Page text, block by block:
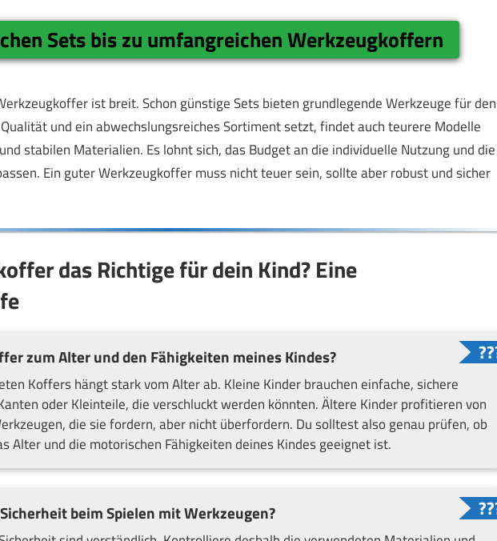
Sets bis zu umfangreichen Werkzeugkoffern
ist breit. Schon günstige Sets bieten grundlegende Werkzeuge für den
und ein abwechslungsreiches Sortiment setzt, findet auch teurere Modelle
stabilen Materialien. Es lohnt sich, das Budget an die individuelle Nutzung und die
Ein guter Werkzeugkoffer muss nicht teuer sein, sollte aber robust und sicher
das Richtige für dein Kind? Eine
zum Alter und den Fähigkeiten meines Kindes?
Koffers hängt stark vom Alter ab. Kleine Kinder brauchen einfache, sichere
oder Kleinteile, die verschluckt werden könnten. Ältere Kinder profitieren von
die sie fordern, aber nicht überfordern. Du solltest also genau prüfen, ob
Alter und die motorischen Fähigkeiten deines Kindes geeignet ist.
beim Spielen mit Werkzeugen?